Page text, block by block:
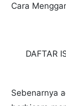
Cara
DAFTAR
Sebenarnya